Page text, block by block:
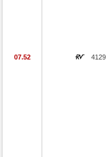
07.52 4129